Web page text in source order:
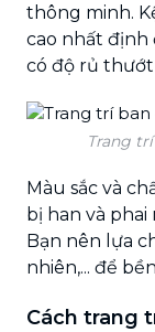
thông minh.
cao nhất định
có độ rủ
Trang
Màu sắc và
bị han và
Bạn nên lựa
nhiên,... để
Cách trang